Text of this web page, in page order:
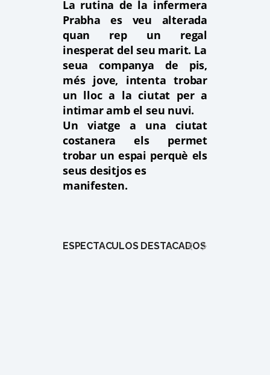
La rutina de la infermera
Prabha es veu alterada
quan rep un regal
inesperat del seu marit. La
seua companya de pis,
més jove, intenta trobar
un lloc a la ciutat per a
intimar amb el seu nuvi.
Un viatge a una ciutat
costanera els permet
trobar un espai perquè els
seus desitjos es
manifesten.
ESPECTÁCULOS DESTACADOS